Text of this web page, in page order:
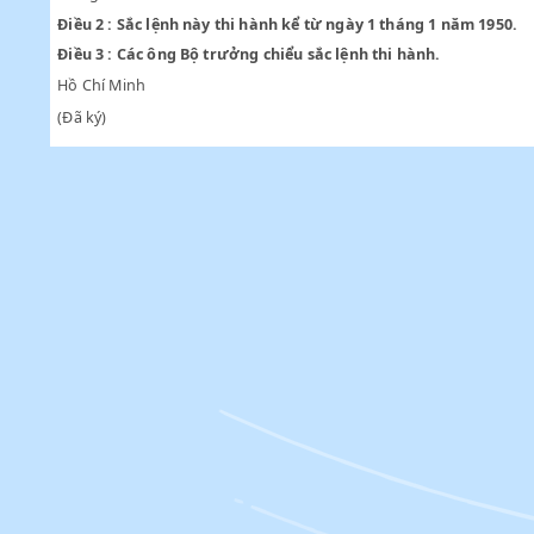
"Điều 10 mới : Công chức gia nhập Quân đội quốc gia
Sau khi giải ngũ sẽ tính thâm niên, cứ hai năm thăng một
"Điều 13 mới : Công chức tuyển dụng theo lối tạm thời
trong Điều 4."
Điều 2 :Sắc lệnh này thi hành kể từ ngày 1 tháng 1 năm